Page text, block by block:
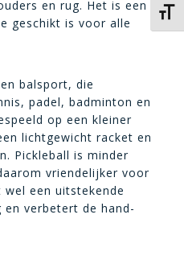
en rug. Het is een
geschikt is voor alle
balsport, die
padel, badminton en
op een kleiner
lichtgewicht racket en
Pickleball is minder
vriendelijker voor
een uitstekende
verbetert de hand-